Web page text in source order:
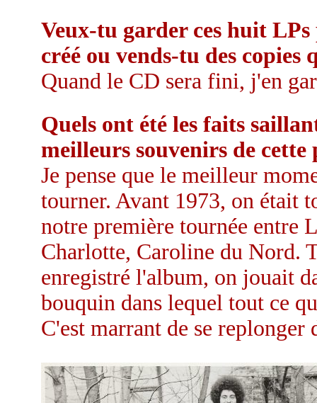
Veux-tu garder ces huit
créé ou vends-tu des copies
Quand le CD sera fini, j'en
Quels ont été les faits
meilleurs souvenirs de cette
Je pense que le meilleur
tourner. Avant 1973, on était
notre première tournée entre
Charlotte, Caroline du Nord.
enregistré l'album, on jouait
bouquin dans lequel tout ce
C'est marrant de se replonger